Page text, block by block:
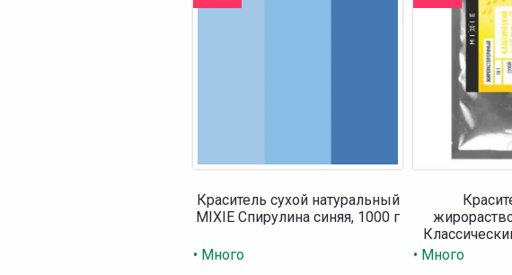
Краситель сухой натуральный
MIXIE Спирулина синяя, 1000 г
• Много
• Много